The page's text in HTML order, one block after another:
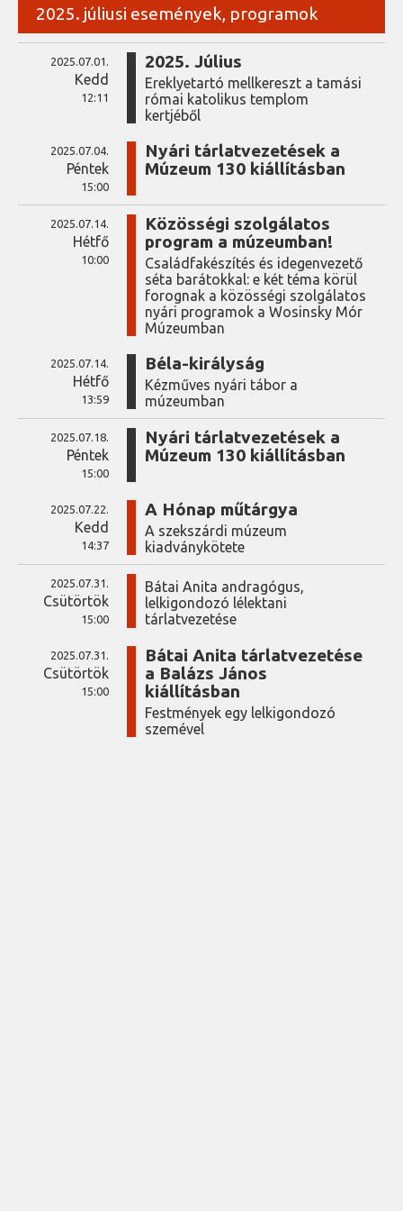
2025. júliusi események, programok
2025.07.01.
Kedd
12:11
2025. Július
Ereklyetartó mellkereszt a tamási
római katolikus templom
kertjéből
2025.07.04.
Péntek
15:00
Nyári tárlatvezetések a
Múzeum 130 kiállításban
2025.07.14.
Hétfő
10:00
Közösségi szolgálatos
program a múzeumban!
Családfakészítés és idegenvezető
séta barátokkal: e két téma körül
forognak a közösségi szolgálatos
nyári programok a Wosinsky Mór
Múzeumban
2025.07.14.
Hétfő
13:59
Béla-királyság
Kézműves nyári tábor a
múzeumban
2025.07.18.
Péntek
15:00
Nyári tárlatvezetések a
Múzeum 130 kiállításban
2025.07.22.
Kedd
14:37
A Hónap műtárgya
A szekszárdi múzeum
kiadványkötete
2025.07.31.
Csütörtök
15:00
Bátai Anita andragógus,
lelkigondozó lélektani
tárlatvezetése
2025.07.31.
Csütörtök
15:00
Bátai Anita tárlatvezetése
a Balázs János
kiállításban
Festmények egy lelkigondozó
szemével